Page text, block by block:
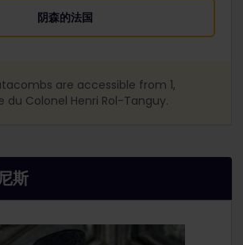
阴森的法国
are accessible from 1,
du Colonel Henri Rol-Tanguy.
斯